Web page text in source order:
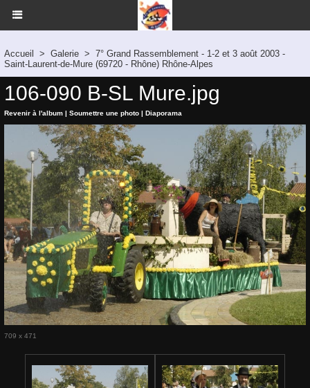
Accueil > Galerie > 7° Grand Rassemblement - 1-2 et 3 août 2003 -
Saint-Laurent-de-Mure (69720 - Rhône) Rhône-Alpes
106-090 B-SL Mure.jpg
Revenir à l'album | Soumettre une photo | Diaporama
709 x 471